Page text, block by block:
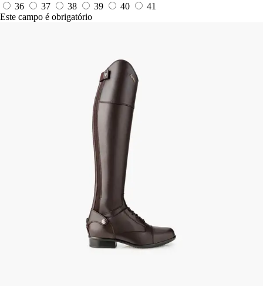
36
37 38 39 40
41
Este campo é obrigatório